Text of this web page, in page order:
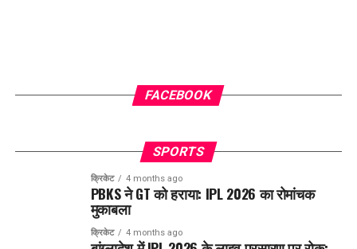
FACEBOOK
SPORTS
क्रिकेट 4 months ago
PBKS ने GT को हराया: IPL 2026 का रोमांचक
मुकाबला
क्रिकेट 4 months ago